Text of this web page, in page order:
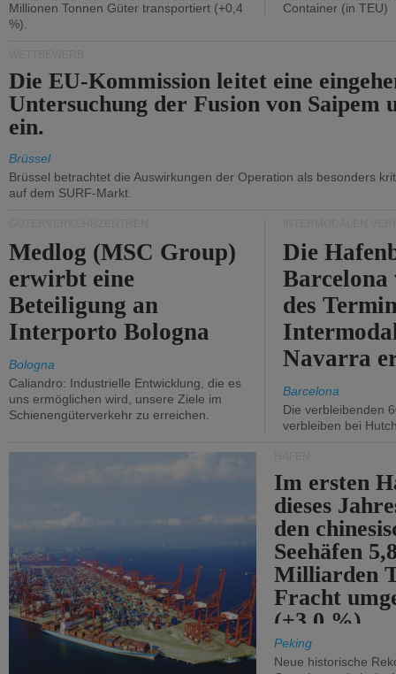
Millionen Tonnen Güter transportiert (+0,4
%).
Container (in TEU)
Die EU-Kommission leitet eine
Untersuchung der Fusion von Saipem
ein.
Brüssel
Brüssel betrachtet die Auswirkungen der Operation als besonders
auf dem SURF-Markt.
Medlog (MSC Group)
erwirbt eine
Beteiligung an
Interporto Bologna
Bologna
Caliandro: Industrielle Entwicklung, die es
uns ermöglichen wird, unsere Ziele im
Schienengüterverkehr zu erreichen.
Die
des
Navarra
Barcelona
Die verbleibenden
verbleiben bei
Im ersten
dieses
den
Seehäfen
Milliarden
Fracht
(+3,0 %).
Peking
Neue historische